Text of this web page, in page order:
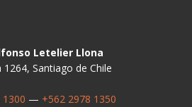
Letelier Llona
1264, Santiago de Chile
— +562 2978 1350